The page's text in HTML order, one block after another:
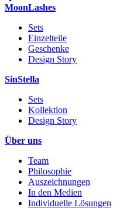
MoonLashes
Sets
Einzelteile
Geschenke
Design Story
SinStella
Sets
Kollektion
Design Story
Über uns
Team
Philosophie
Auszeichnungen
In den Medien
Individuelle Lösungen